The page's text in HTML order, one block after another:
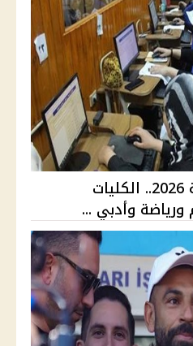
تنسيق المرحلة الثانية 2026.. الكليات
وأدبي ...